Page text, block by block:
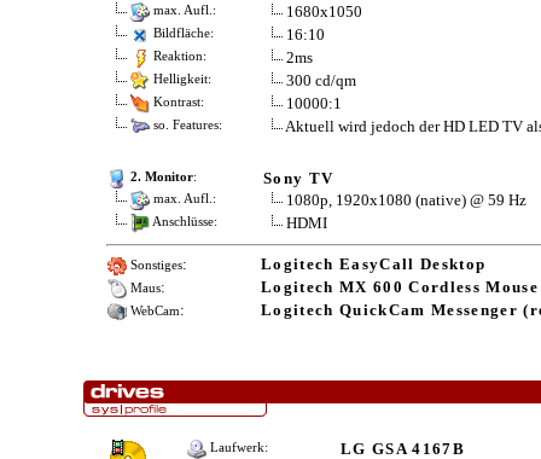
max. Aufl.: 1680x1050
Bildfläche: 16:10
Reaktion: 2ms
Helligkeit: 300 cd/qm
Kontrast: 10000:1
so. Features: Aktuell wird jedoch der HD LED TV
2. Monitor: Sony TV
max. Aufl.: 1080p, 1920x1080 (native) @ 59 Hz
Anschlüsse: HDMI
Sonstiges: Logitech EasyCall Desktop
Maus: Logitech MX 600 Cordless Mouse
WebCam: Logitech QuickCam Messenger
Laufwerk: LG GSA 4167B